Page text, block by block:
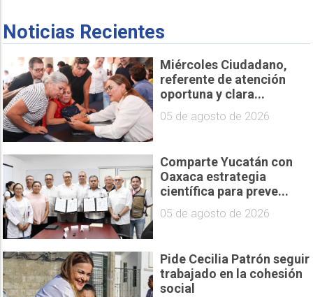
Noticias Recientes
Miércoles Ciudadano,
referente de atención
oportuna y clara...
05 de agosto de 2026
Comparte Yucatán con
Oaxaca estrategia
científica para preve...
05 de agosto de 2026
Pide Cecilia Patrón seguir
trabajado en la cohesión
social